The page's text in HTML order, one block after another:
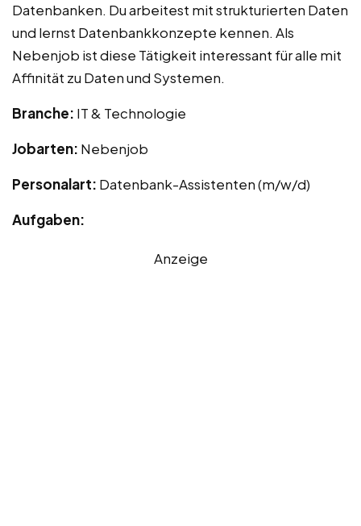
Datenbanken. Du arbeitest mit strukturierten Daten
und lernst Datenbankkonzepte kennen. Als
Nebenjob ist diese Tätigkeit interessant für alle mit
Affinität zu Daten und Systemen.
Branche: IT & Technologie
Jobarten: Nebenjob
Personalart: Datenbank-Assistenten (m/w/d)
Aufgaben:
Anzeige